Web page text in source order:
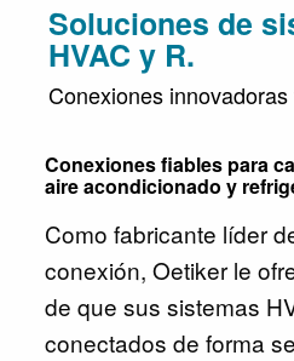
Soluciones de
HVAC y R.
Conexiones
Conexiones fiables para
aire acondicionado y
Como fabricante líder
conexión, Oetiker le
de que sus sistemas
conectados de forma